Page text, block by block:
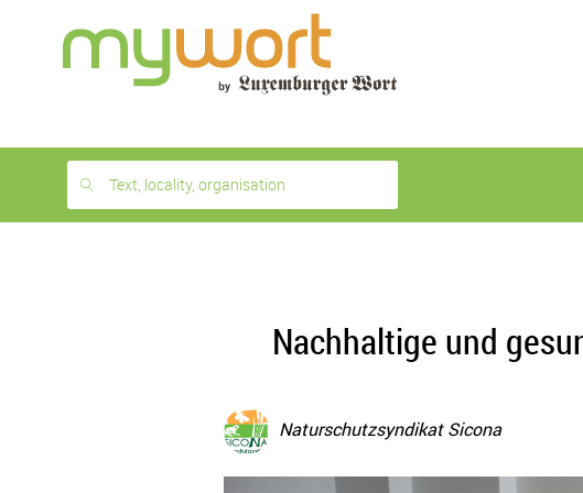
month
free
Text, locality, organisation
Nachhaltige und
Naturschutzsyndikat Sicona